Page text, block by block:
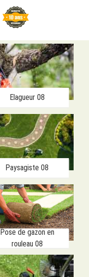
Elagueur 08
Paysagiste 08
Pose de gazon en
rouleau 08